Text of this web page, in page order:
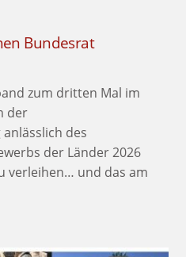
Bundesrat
zum dritten Mal im
der
des
der Länder 2026
verleihen… und das am